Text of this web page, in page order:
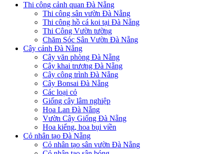
Thi công cảnh quan Đà Nẵng
Thi công sân vườn Đà Nẵng
Thi công hồ cá koi tại Đà Nẵng
Thi Công Vườn tường
Chăm Sóc Sân Vườn Đà Nẵng
Cây cảnh Đà Nẵng
Cây văn phòng Đà Nẵng
Cây khai trương Đà Nẵng
Cây công trình Đà Nẵng
Cây Bonsai Đà Nẵng
Các loại cỏ
Giống cây lâm nghiệp
Hoa Lan Đà Nẵng
Vườn Cây Giống Đà Nẵng
Hoa kiểng, hoa bụi viền
Cỏ nhân tạo Đà Nẵng
Cỏ nhân tạo sân vườn Đà Nẵng